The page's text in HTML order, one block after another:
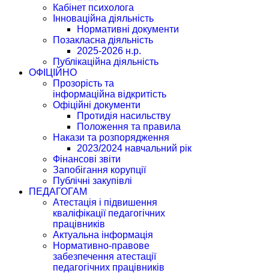
Кабінет психолога
Інноваційна діяльність
Нормативні документи
Позакласна діяльність
2025-2026 н.р.
Публікаційна діяльність
ОФІЦІЙНО
Прозорість та
інформаційна відкритість
Офіційні документи
Протидія насильству
Положення та правила
Накази та розпорядження
2023/2024 навчальний рік
Фінансові звіти
Запобігання корупції
Публічні закупівлі
ПЕДАГОГАМ
Атестація і підвишення
кваліфікації педагогічних
працівників
Актуальна інформація
Нормативно-правове
забезпечення атестації
педагогічних працівників